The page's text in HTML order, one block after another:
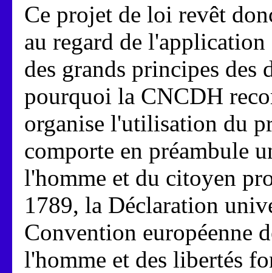
Ce projet de loi revêt
au regard de
des grands principes des
pourquoi la CNCDH
organise l'utilisation du
comporte en préambule
l'homme et du citoyen
1789, la Déclaration
Convention européenne
l'homme et des libertés